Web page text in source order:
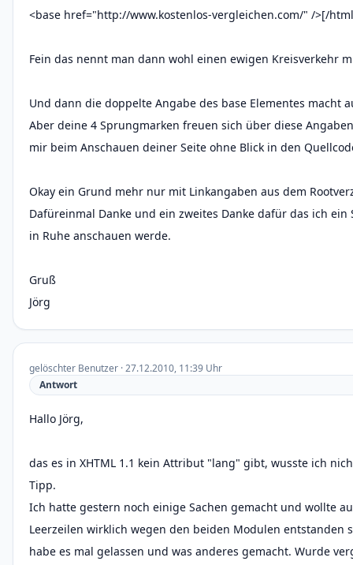
<base href="http://www.kostenlos-vergleichen.com/" />[/
Fein das nennt man dann wohl einen ewigen Kreisverkehr
Und dann die doppelte Angabe des base Elementes macht
Aber deine 4 Sprungmarken freuen sich über diese
mir beim Anschauen deiner Seite ohne Blick in den
Okay ein Grund mehr nur mit Linkangaben aus dem
Dafüreinmal Danke und ein zweites Danke dafür das ich
in Ruhe anschauen werde.
Gruß
Jörg
gelöschter Benutzer · 27.12.2010, 11:39 Uhr
Antwort
Hallo Jörg,
das es in XHTML 1.1 kein Attribut "lang" gibt, wusste ich
Tipp.
Ich hatte gestern noch einige Sachen gemacht und wollte
Leerzeilen wirklich wegen den beiden Modulen entstanden
habe es mal gelassen und was anderes gemacht. Wurde